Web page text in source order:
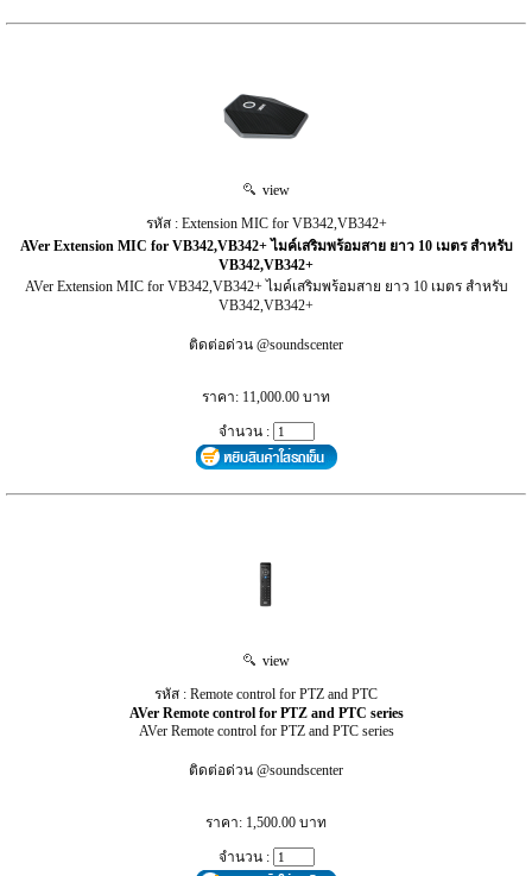
view
รหัส : Extension MIC for VB342,VB342+
AVer Extension MIC for VB342,VB342+ ไมค์เสริมพร้อมสาย ยาว 10 เมตร สำหรับ
VB342,VB342+
AVer Extension MIC for VB342,VB342+ ไมค์เสริมพร้อมสาย ยาว 10 เมตร สำหรับ
VB342,VB342+
ติดต่อด่วน @soundscenter
ราคา: 11,000.00 บาท
จำนวน :
view
รหัส : Remote control for PTZ and PTC
AVer Remote control for PTZ and PTC series
AVer Remote control for PTZ and PTC series
ติดต่อด่วน @soundscenter
ราคา: 1,500.00 บาท
จำนวน :